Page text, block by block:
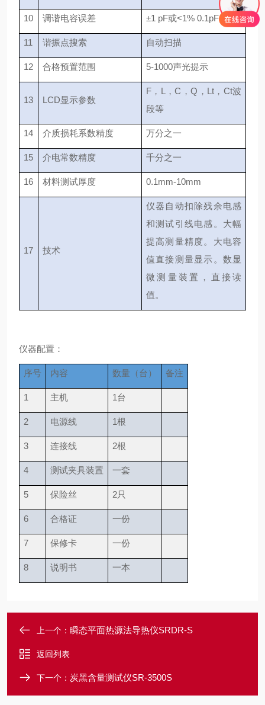
10 调谐电容误差 ±1 pF或<1% 0.1pF
11 谐振点搜索 自动扫描
12 合格预置范围 5-1000声光提示
13 LCD显示参数
F，L，C，Q，Lt，Ct波
段等
14 介质损耗系数精度 万分之一
15 介电常数精度 千分之一
16 材料测试厚度 0.1mm-10mm
17 技术
仪器自动扣除残余电感
和测试引线电感。大幅
提高测量精度。大电容
值直接测量显示。数显
微测量装置，直接读
值。
仪器配置：
序号 内容 数量（台） 备注
1 主机 1台
2 电源线 1根
3 连接线 2根
4 测试夹具装置 一套
5 保险丝 2只
6 合格证 一份
7 保修卡 一份
8 说明书 一本
上一个： 瞬态平面热源法导热仪SRDR-S
返回列表
下一个： 炭黑含量测试仪SR-3500S